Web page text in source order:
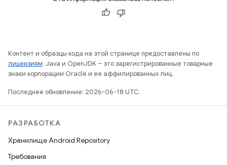
Контент и образцы кода на этой странице предоставлены по
лицензиям. Java и OpenJDK – это зарегистрированные товарные
знаки корпорации Oracle и ее аффилированных лиц.
Последнее обновление: 2026-06-18 UTC.
РАЗРАБОТКА
Хранилище Android Repository
Требования